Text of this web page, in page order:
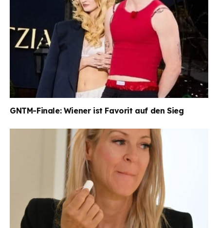
GNTM-Finale: Wiener ist Favorit auf den Sieg